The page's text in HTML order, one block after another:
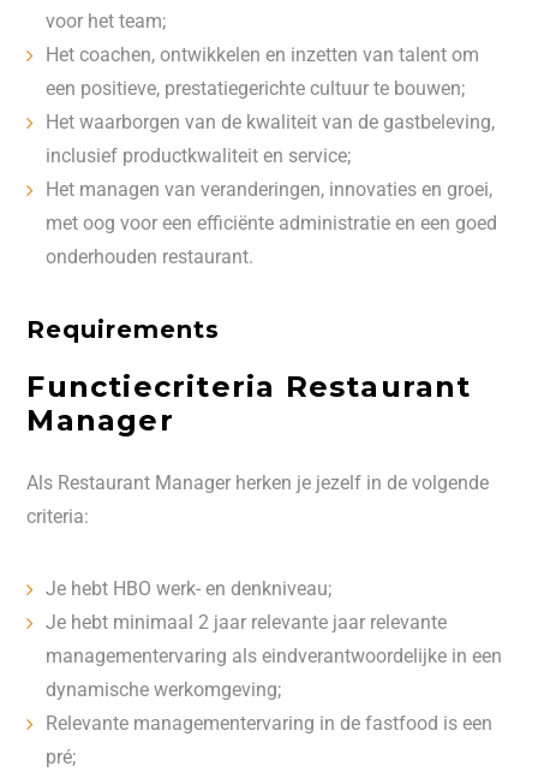
voor het team;
Het coachen, ontwikkelen en inzetten van talent om
een positieve, prestatiegerichte cultuur te bouwen;
Het waarborgen van de kwaliteit van de gastbeleving,
inclusief productkwaliteit en service;
Het managen van veranderingen, innovaties en groei,
met oog voor een efficiënte administratie en een goed
onderhouden restaurant.
Requirements
Functiecriteria Restaurant
Manager
Als Restaurant Manager herken je jezelf in de volgende
criteria:
Je hebt HBO werk- en denkniveau;
Je hebt minimaal 2 jaar relevante jaar relevante
managementervaring als eindverantwoordelijke in een
dynamische werkomgeving;
Relevante managementervaring in de fastfood is een
pré;